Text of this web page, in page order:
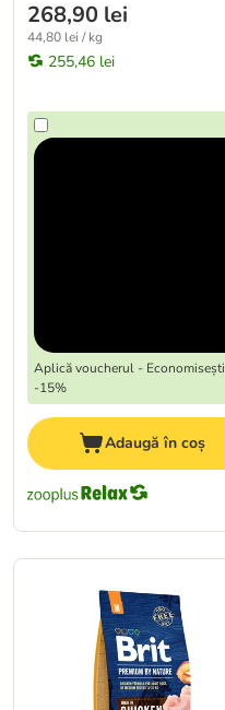
268,90 lei
44,80 lei / kg
255,46 lei
Aplică voucherul - Economisești
-15%
Adaugă în coș